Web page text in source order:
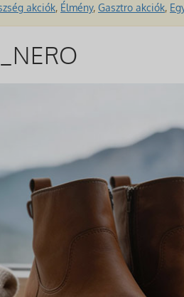
akciók, Élmény, Gasztro akciók,